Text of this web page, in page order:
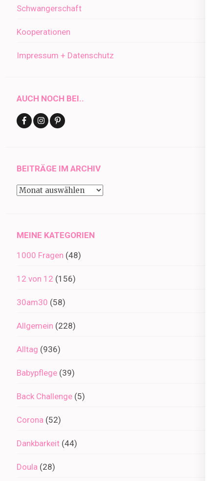
Schwangerschaft
Kooperationen
Impressum + Datenschutz
AUCH NOCH BEI..
BEITRÄGE IM ARCHIV
Beiträge
MEINE KATEGORIEN
1000 Fragen (48)
12 von 12 (156)
30am30 (58)
Allgemein (228)
Alltag (936)
Babypflege (39)
Back Challenge (5)
Corona (52)
Dankbarkeit (44)
Doula (28)